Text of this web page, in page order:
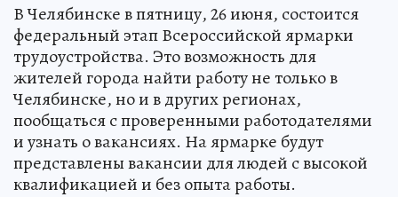
В Челябинске в пятницу, 26 июня, состоится
федеральный этап Всероссийской ярмарки
трудоустройства. Это возможность для
жителей города найти работу не только в
Челябинске, но и в других регионах,
пообщаться с проверенными работодателями
и узнать о вакансиях. На ярмарке будут
представлены вакансии для людей с высокой
квалификацией и без опыта работы.